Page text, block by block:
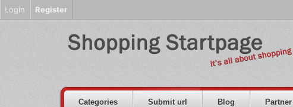
Categories Submit url Blog
Login Register